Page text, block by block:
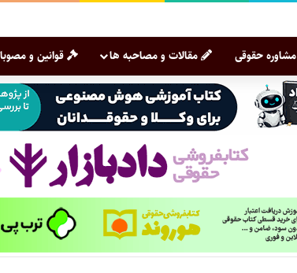
مشاوره حقوقی مقالات و مصاحبه ها قوانین و